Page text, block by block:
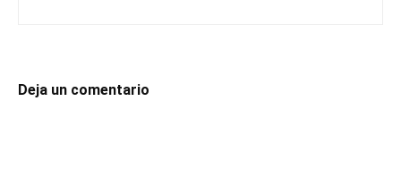
Deja un comentario